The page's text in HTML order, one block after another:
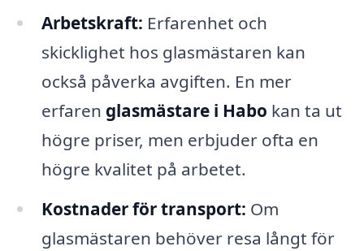
Arbetskraft: Erfarenhet och
skicklighet hos glasmästaren kan
också påverka avgiften. En mer
erfaren glasmästare i Habo kan ta ut
högre priser, men erbjuder ofta en
högre kvalitet på arbetet.
Kostnader för transport: Om
glasmästaren behöver resa långt för